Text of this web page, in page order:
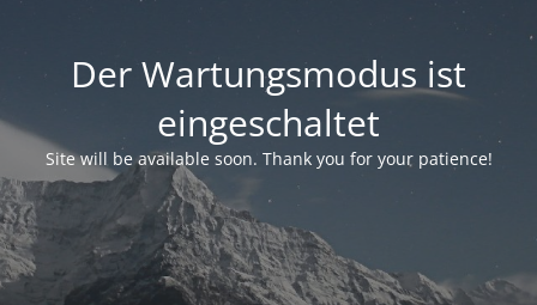
Der Wartungsmodus ist
eingeschaltet
Site will be available soon. Thank you for your patience!